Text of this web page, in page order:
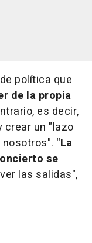
política que
de la propia
es decir,
crear un "lazo
"La
se
las salidas",